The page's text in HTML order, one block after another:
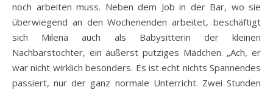
noch arbeiten muss. Neben dem Job in der Bar, wo sie
überwiegend an den Wochenenden arbeitet, beschäftigt
sich Milena auch als Babysitterin der kleinen
Nachbarstochter, ein äußerst putziges Mädchen. „Ach, er
war nicht wirklich besonders. Es ist echt nichts Spannendes
passiert, nur der ganz normale Unterricht. Zwei Stunden